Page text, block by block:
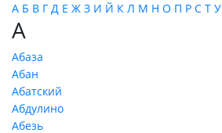
А Б В Г Д Е Ж З И Й К Л М Н О П Р С Т У
А
Абаза
Абан
Абатский
Абдулино
Абезь